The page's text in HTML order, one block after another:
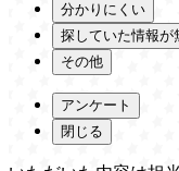
分かりにくい
探していた情報が
その他
アンケート
閉じる